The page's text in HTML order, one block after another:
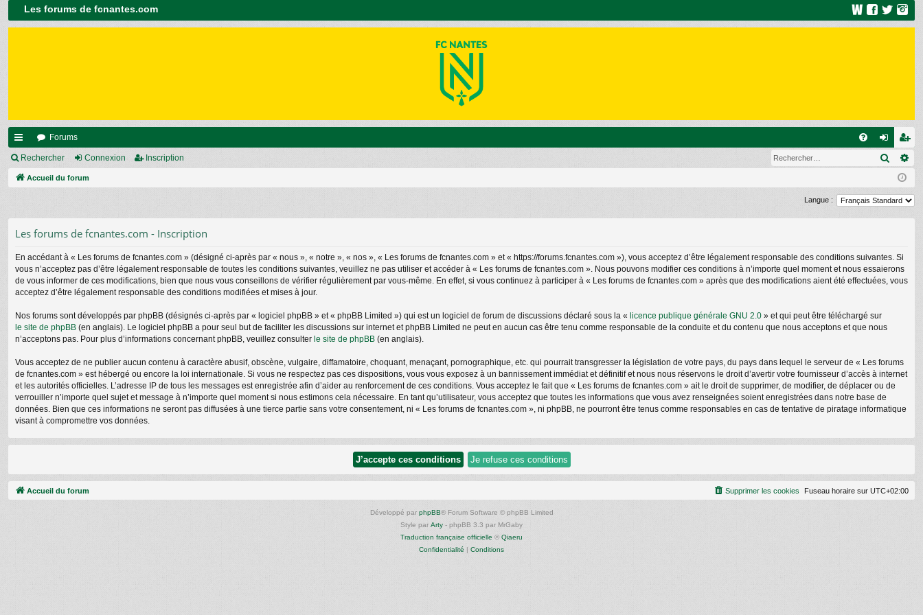
Les forums de fcnantes.com
ac
co
ci
s
Forums
on
xi
on
ns
cri
pti
on
Rechercher Connexion Inscription
Accueil du forum
Langue :
Les forums de fcnantes.com - Inscription
En accédant à « Les forums de fcnantes.com » (désigné ci-après par « nous », « notre », « nos », « Les forums de fcnantes.com » et « https://forums.fcnantes.com »), vous acceptez d’être légalement responsable des conditions suivantes. Si
vous n’acceptez pas d’être légalement responsable de toutes les conditions suivantes, veuillez ne pas utiliser et accéder à « Les forums de fcnantes.com ». Nous pouvons modifier ces conditions à n’importe quel moment et nous essaierons
de vous informer de ces modifications, bien que nous vous conseillons de vérifier régulièrement par vous-même. En effet, si vous continuez à participer à « Les forums de fcnantes.com » après que des modifications aient été effectuées, vous
acceptez d’être légalement responsable des conditions modifiées et mises à jour.
Nos forums sont développés par phpBB (désignés ci-après par « logiciel phpBB » et « phpBB Limited ») qui est un logiciel de forum de discussions déclaré sous la « licence publique générale GNU 2.0 » et qui peut être téléchargé sur
le site de phpBB (en anglais). Le logiciel phpBB a pour seul but de faciliter les discussions sur internet et phpBB Limited ne peut en aucun cas être tenu comme responsable de la conduite et du contenu que nous acceptons et que nous
n’acceptons pas. Pour plus d’informations concernant phpBB, veuillez consulter le site de phpBB (en anglais).
Vous acceptez de ne publier aucun contenu à caractère abusif, obscène, vulgaire, diffamatoire, choquant, menaçant, pornographique, etc. qui pourrait transgresser la législation de votre pays, du pays dans lequel le serveur de « Les forums
de fcnantes.com » est hébergé ou encore la loi internationale. Si vous ne respectez pas ces dispositions, vous vous exposez à un bannissement immédiat et définitif et nous nous réservons le droit d’avertir votre fournisseur d’accès à internet
et les autorités officielles. L’adresse IP de tous les messages est enregistrée afin d’aider au renforcement de ces conditions. Vous acceptez le fait que « Les forums de fcnantes.com » ait le droit de supprimer, de modifier, de déplacer ou de
verrouiller n’importe quel sujet et message à n’importe quel moment si nous estimons cela nécessaire. En tant qu’utilisateur, vous acceptez que toutes les informations que vous avez renseignées soient enregistrées dans notre base de
données. Bien que ces informations ne seront pas diffusées à une tierce partie sans votre consentement, ni « Les forums de fcnantes.com », ni phpBB, ne pourront être tenus comme responsables en cas de tentative de piratage informatique
visant à compromettre vos données.
Accueil du forum Fuseau horaire sur UTC+02:00
Supprimer les cookies
Développé par phpBB® Forum Software © phpBB Limited
Style par Arty - phpBB 3.3 par MrGaby
Traduction française officielle © Qiaeru
Confidentialité | Conditions